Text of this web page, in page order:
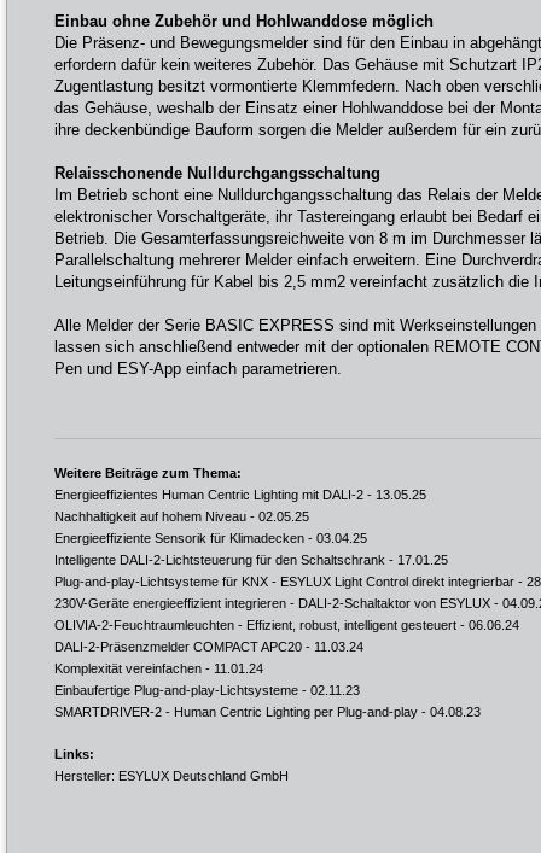
Einbau ohne Zubehör und Hohlwanddose möglich
Die Präsenz- und Bewegungsmelder sind für den Einbau in
erfordern dafür kein weiteres Zubehör. Das Gehäuse mit Schutzart
Zugentlastung besitzt vormontierte Klemmfedern. Nach oben
das Gehäuse, weshalb der Einsatz einer Hohlwanddose bei der
ihre deckenbündige Bauform sorgen die Melder außerdem für ein
Relaisschonende Nulldurchgangsschaltung
Im Betrieb schont eine Nulldurchgangsschaltung das Relais der
elektronischer Vorschaltgeräte, ihr Tastereingang erlaubt bei Bedarf
Betrieb. Die Gesamterfassungsreichweite von 8 m im Durchmesser
Parallelschaltung mehrerer Melder einfach erweitern. Eine
Leitungseinführung für Kabel bis 2,5 mm2 vereinfacht zusätzlich die
Alle Melder der Serie BASIC EXPRESS sind mit
lassen sich anschließend entweder mit der optionalen REMOTE
Pen und ESY-App einfach parametrieren.
Weitere Beiträge zum Thema:
Energieeffizientes Human Centric Lighting mit DALI-2 - 13.05.25
Nachhaltigkeit auf hohem Niveau - 02.05.25
Energieeffiziente Sensorik für Klimadecken - 03.04.25
Intelligente DALI-2-Lichtsteuerung für den Schaltschrank - 17.01.25
Plug-and-play-Lichtsysteme für KNX - ESYLUX Light Control direkt integrierbar -
230V-Geräte energieeffizient integrieren - DALI-2-Schaltaktor von ESYLUX -
OLIVIA-2-Feuchtraumleuchten - Effizient, robust, intelligent gesteuert - 06.06.24
DALI-2-Präsenzmelder COMPACT APC20 - 11.03.24
Komplexität vereinfachen - 11.01.24
Einbaufertige Plug-and-play-Lichtsysteme - 02.11.23
SMARTDRIVER-2 - Human Centric Lighting per Plug-and-play - 04.08.23
Links:
Hersteller: ESYLUX Deutschland GmbH